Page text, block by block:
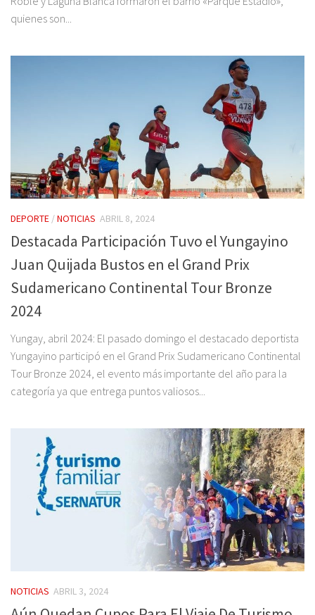
quienes son...
DEPORTE /NOTICIAS ABRIL 8, 2024
Destacada Participación Tuvo el Yungayino
Juan Quijada Bustos en el Grand Prix
Sudamericano Continental Tour Bronze
2024
Yungay, abril 2024: El pasado domingo el destacado deportista
Yungayino participó en el Grand Prix Sudamericano Continental
Tour Bronze 2024, el evento más importante del año para la
categoría ya que entrega puntos valiosos...
NOTICIAS ABRIL 3, 2024